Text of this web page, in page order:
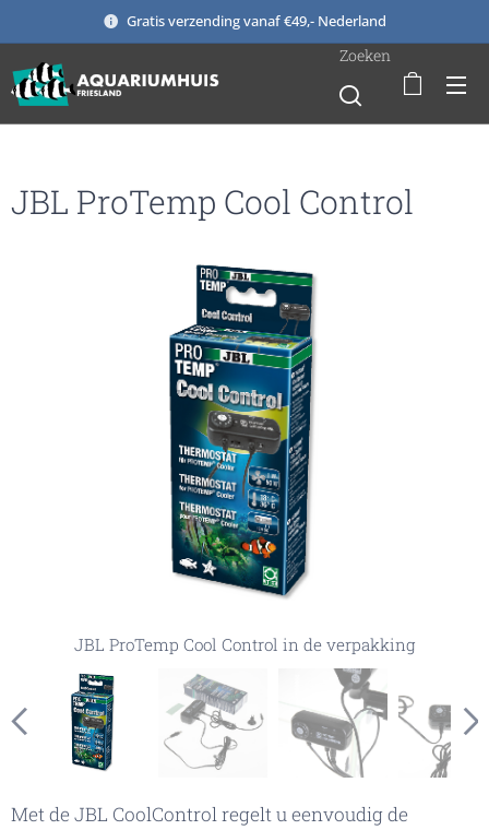
Gratis verzending vanaf €49,- Nederland
Zoeken
JBL ProTemp Cool Control
JBL ProTemp Cool Control in de verpakking
JBL ProTemp Cool Control inhoud
JBL ProTemp Cool Control aan het aquarium
JBL ProTemp Cool Control
Met de JBL CoolControl regelt u eenvoudig de